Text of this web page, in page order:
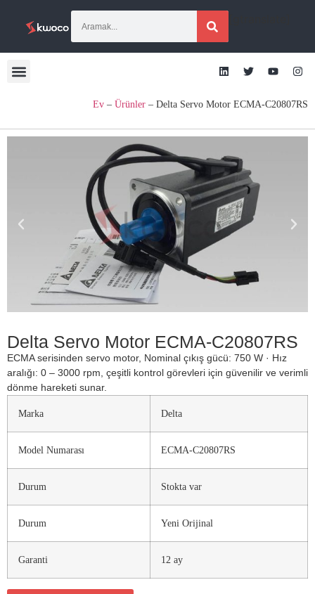
Ev – Ürünler – Delta Servo Motor ECMA-C20807RS
Delta Servo Motor ECMA-C20807RS
ECMA serisinden servo motor, Nominal çıkış gücü: 750 W · Hız
aralığı: 0 – 3000 rpm, çeşitli kontrol görevleri için güvenilir ve verimli
dönme hareketi sunar.
Marka Delta
Model Numarası ECMA-C20807RS
Durum Stokta var
Durum Yeni Orijinal
Garanti 12 ay